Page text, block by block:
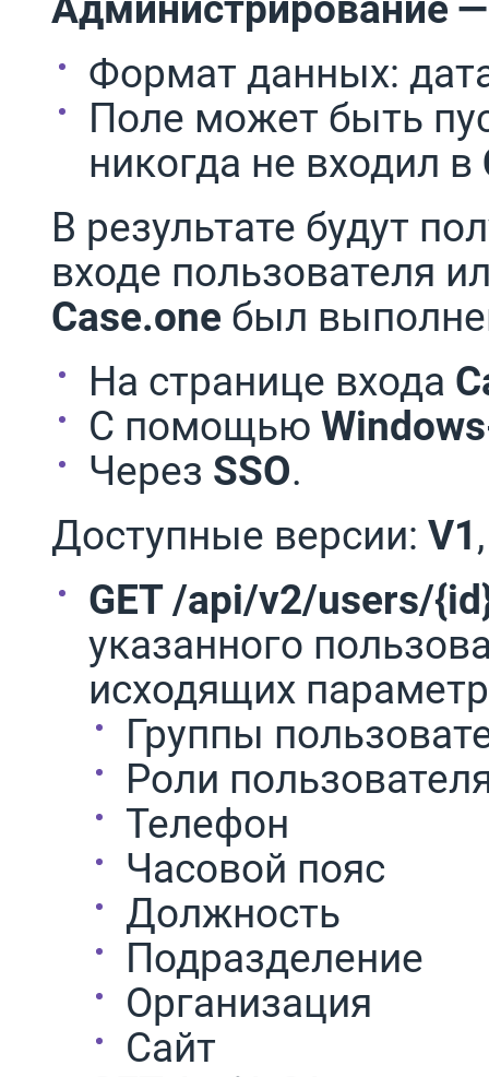
Формат данных:
Поле может быть
никогда не входил в
В результате будут
входе пользователя
Case.one был
На странице входа
С помощью
Через SSO.
Доступные версии: V1
GET /api/v2/users/
указанного
исходящих
Группы
Роли
Телефон
Часовой пояс
Должность
Подразделение
Организация
Сайт